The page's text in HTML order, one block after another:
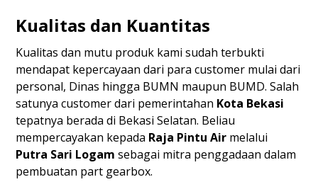
Kualitas dan Kuantitas
Kualitas dan mutu produk kami sudah terbukti
mendapat kepercayaan dari para customer mulai dari
personal, Dinas hingga BUMN maupun BUMD. Salah
satunya customer dari pemerintahan Kota Bekasi
tepatnya berada di Bekasi Selatan. Beliau
mempercayakan kepada Raja Pintu Air melalui
Putra Sari Logam sebagai mitra penggadaan dalam
pembuatan part gearbox.